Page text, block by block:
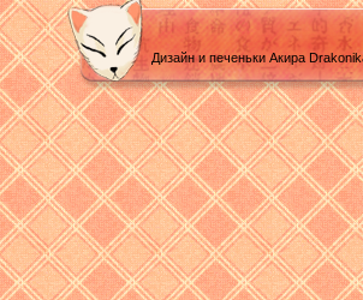
Дизайн и печеньки Акира